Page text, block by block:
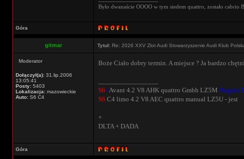
Było dwanaście OOOO w tym siedem quattro, zostało
Góra
gitmar Tytuł: Re: 2026 XXV Zlot Audi Stowarzyszenie Audi Klub
Moderator
Dołączył(a): 31.lip.2006
13:05:41
Posty: 5403
Lokalizacja: mazowieckie
Auto: S6 C4
Boże Ciało dobry termin. A miejsce ? Ja bardzo
S6+Avant 4.2 V8 AHK quattro Gmbh LZ5M Nogaro
S6 C4 limo 4.2 V8 AEC quattro manual LZ5U - jest
+
DLTA + DADA
Góra